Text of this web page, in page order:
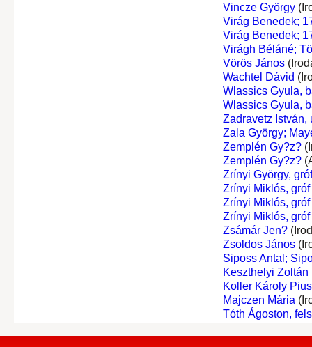
Vincze György
Virág Benedek;
Virág Benedek;
Virágh Béláné;
Vörös János
Wachtel Dávid
Wlassics Gyula,
Wlassics Gyula,
Zadravetz István,
Zala György;
Zemplén Gy?z?
Zemplén Gy?z?
Zrínyi György, gróf
Zrínyi Miklós, gróf
Zrínyi Miklós, gróf
Zrínyi Miklós, gróf
Zsámár Jen?
Zsoldos János
Siposs Antal;
Keszthelyi Zoltán
Koller Károly Pius
Majczen Mária
Tóth Ágoston,